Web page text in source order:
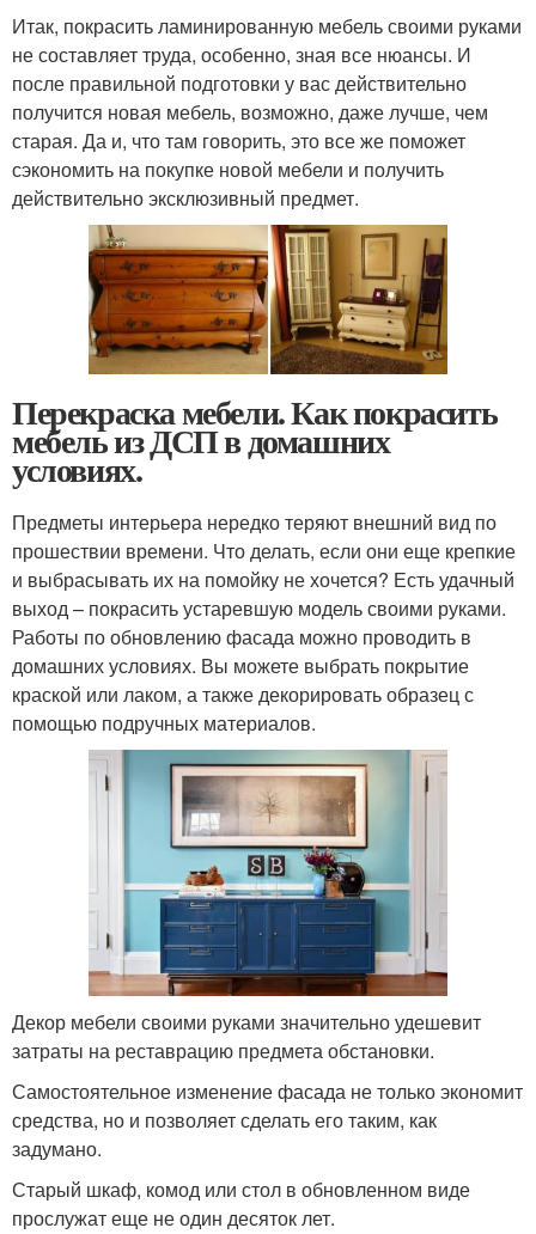
Итак, покрасить ламинированную мебель своими руками
не составляет труда, особенно, зная все нюансы. И
после правильной подготовки у вас действительно
получится новая мебель, возможно, даже лучше, чем
старая. Да и, что там говорить, это все же поможет
сэкономить на покупке новой мебели и получить
действительно эксклюзивный предмет.
Перекраска мебели. Как покрасить
мебель из ДСП в домашних
условиях.
Предметы интерьера нередко теряют внешний вид по
прошествии времени. Что делать, если они еще крепкие
и выбрасывать их на помойку не хочется? Есть удачный
выход – покрасить устаревшую модель своими руками.
Работы по обновлению фасада можно проводить в
домашних условиях. Вы можете выбрать покрытие
краской или лаком, а также декорировать образец с
помощью подручных материалов.
Декор мебели своими руками значительно удешевит
затраты на реставрацию предмета обстановки.
Самостоятельное изменение фасада не только экономит
средства, но и позволяет сделать его таким, как
задумано.
Старый шкаф, комод или стол в обновленном виде
прослужат еще не один десяток лет.